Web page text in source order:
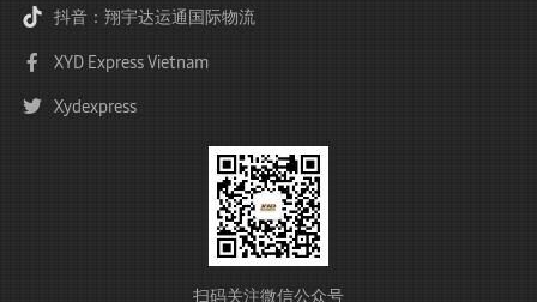
抖音：翔宇达运通国际物流
XYD Express Vietnam
Xydexpress
扫码关注微信公众号